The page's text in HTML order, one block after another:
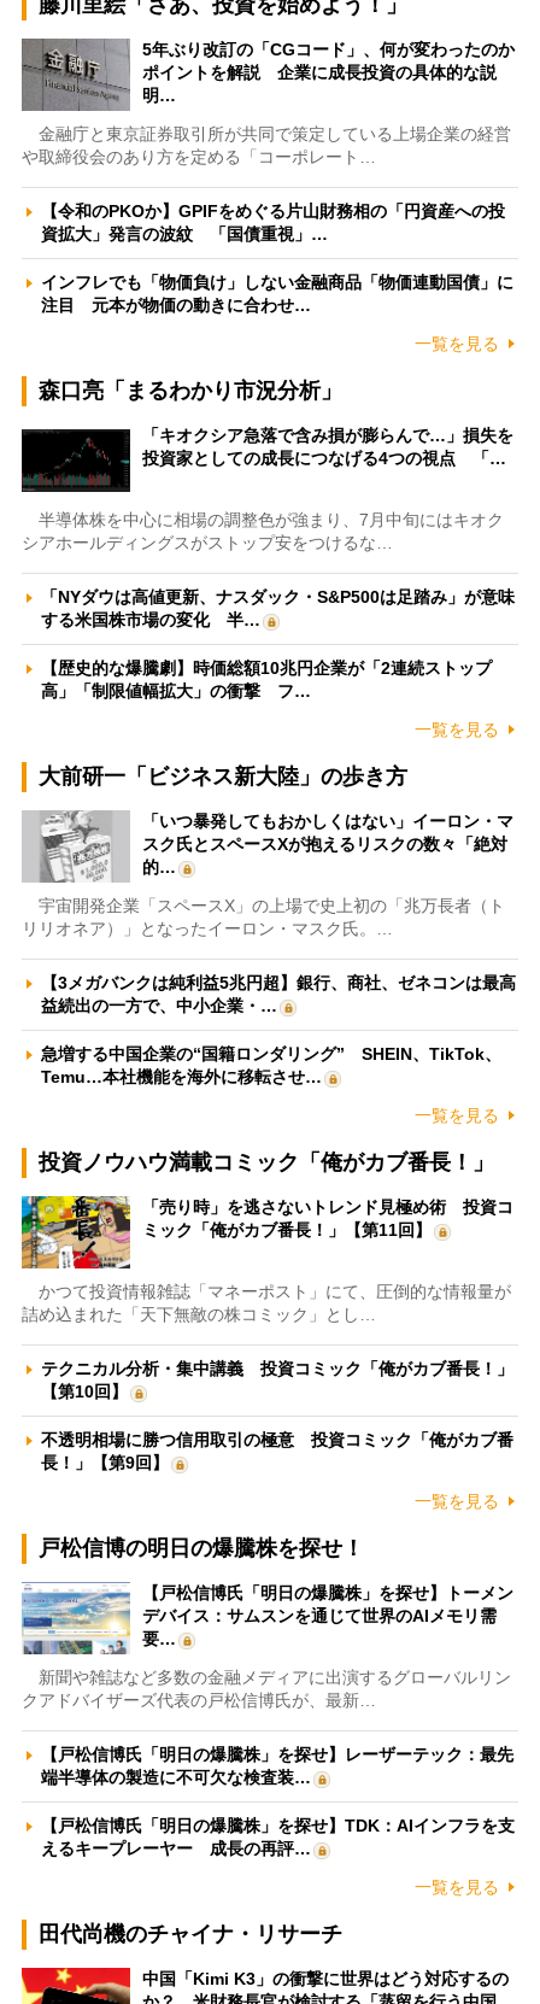
藤川里絵「さあ、投資を始めよう！」
5年ぶり改訂の「CGコード」、何が変わったのか
ポイントを解説 企業に成長投資の具体的な説
明…
金融庁と東京証券取引所が共同で策定している上場企業の経営
や取締役会のあり方を定める「コーポレート…
【令和のPKOか】GPIFをめぐる片山財務相の「円資産への投
資拡大」発言の波紋 「国債重視」…
インフレでも「物価負け」しない金融商品「物価連動国債」に
注目 元本が物価の動きに合わせ…
一覧を見る
森口亮「まるわかり市況分析」
「キオクシア急落で含み損が膨らんで…」損失を
投資家としての成長につなげる4つの視点 「…
半導体株を中心に相場の調整色が強まり、7月中旬にはキオク
シアホールディングスがストップ安をつけるな…
「NYダウは高値更新、ナスダック・S&P500は足踏み」が意味
する米国株市場の変化 半…
【歴史的な爆騰劇】時価総額10兆円企業が「2連続ストップ
高」「制限値幅拡大」の衝撃 フ…
一覧を見る
大前研一「ビジネス新大陸」の歩き方
「いつ暴発してもおかしくはない」イーロン・マ
スク氏とスペースXが抱えるリスクの数々「絶対
的…
宇宙開発企業「スペースX」の上場で史上初の「兆万長者（ト
リリオネア）」となったイーロン・マスク氏。…
【3メガバンクは純利益5兆円超】銀行、商社、ゼネコンは最高
益続出の一方で、中小企業・…
急増する中国企業の“国籍ロンダリング” SHEIN、TikTok、
Temu…本社機能を海外に移転させ…
一覧を見る
投資ノウハウ満載コミック「俺がカブ番長！」
「売り時」を逃さないトレンド見極め術 投資コ
ミック「俺がカブ番長！」【第11回】
かつて投資情報雑誌「マネーポスト」にて、圧倒的な情報量が
詰め込まれた「天下無敵の株コミック」とし…
テクニカル分析・集中講義 投資コミック「俺がカブ番長！」
【第10回】
不透明相場に勝つ信用取引の極意 投資コミック「俺がカブ番
長！」【第9回】
一覧を見る
戸松信博の明日の爆騰株を探せ！
【戸松信博氏「明日の爆騰株」を探せ】トーメン
デバイス：サムスンを通じて世界のAIメモリ需
要…
新聞や雑誌など多数の金融メディアに出演するグローバルリン
クアドバイザーズ代表の戸松信博氏が、最新…
【戸松信博氏「明日の爆騰株」を探せ】レーザーテック：最先
端半導体の製造に不可欠な検査装…
【戸松信博氏「明日の爆騰株」を探せ】TDK：AIインフラを支
えるキープレーヤー 成長の再評…
一覧を見る
田代尚機のチャイナ・リサーチ
中国「Kimi K3」の衝撃に世界はどう対応するの